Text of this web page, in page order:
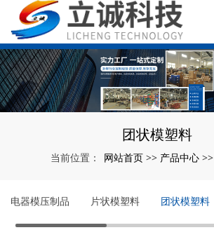
团状模塑料
当前位置： 网站首页 >> 产品中心 >>
电器模压制品 片状模塑料 团状模塑料